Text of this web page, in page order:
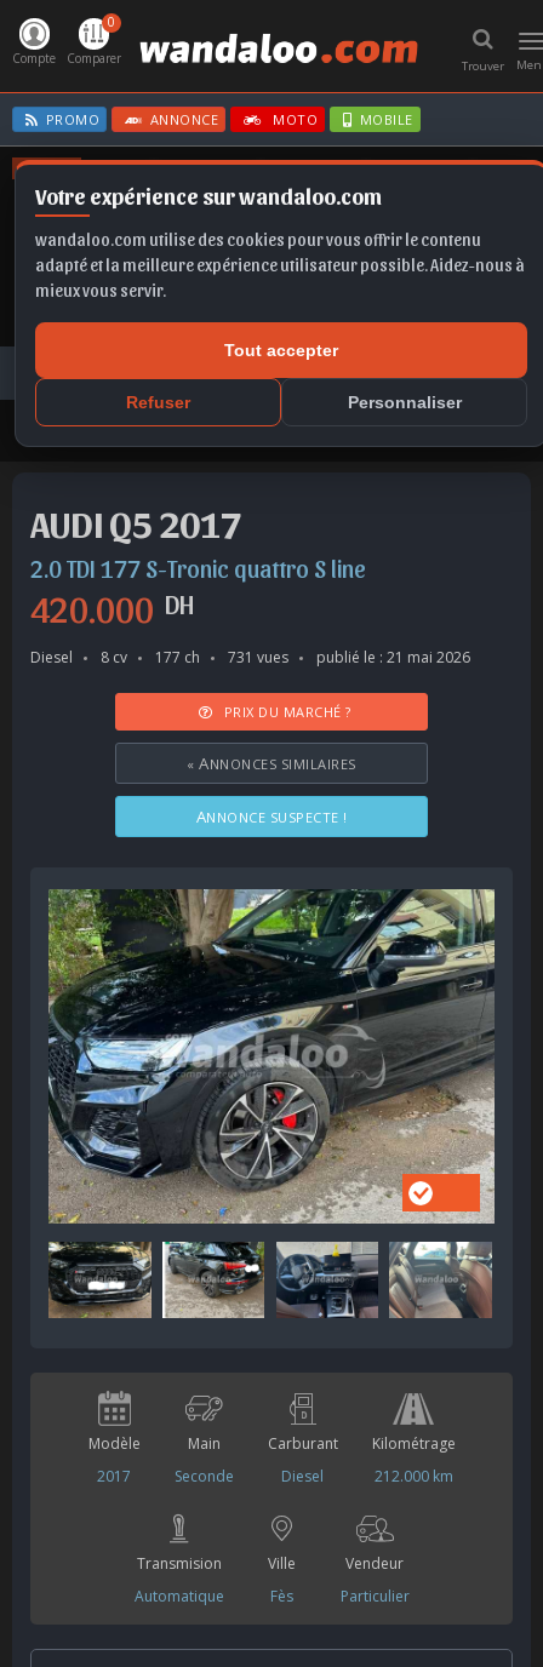
Votre expérience sur wandaloo.com
wandaloo.com utilise des cookies pour vous offrir le contenu
adapté et la meilleure expérience utilisateur possible. Aidez-nous à
mieux vous servir.
Tout accepter
Refuser Personnaliser
Trouver
Compte
0
Comparer
PROMO ANNONCE MOTO MOBILE
OFFRES
MOKKA CORSA
Toutes les annonces
AUDI Q5 2017 Diesel Occasion Fès Maroc
AUDI Q5 2017
2.0 TDI 177 S-Tronic quattro S line
420.000 DH
Diesel 8 cv 177 ch 731 vues publié le : 21 mai 2026
PRIX DU MARCHÉ ?
« ANNONCES SIMILAIRES
ANNONCE SUSPECTE !
Modèle
2017
Main
Seconde
Carburant
Diesel
Kilométrage
212.000 km
Transmision
Automatique
Ville
Fès
Vendeur
Particulier